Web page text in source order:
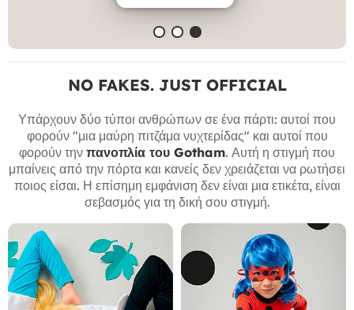
NO FAKES. JUST OFFICIAL
Υπάρχουν δύο τύποι ανθρώπων σε ένα πάρτι: αυτοί που
φορούν "μια μαύρη πιτζάμα νυχτερίδας" και αυτοί που
φορούν την πανοπλία του Gotham. Αυτή η στιγμή που
μπαίνεις από την πόρτα και κανείς δεν χρειάζεται να ρωτήσει
ποιος είσαι. Η επίσημη εμφάνιση δεν είναι μια ετικέτα, είναι
σεβασμός για τη δική σου στιγμή.